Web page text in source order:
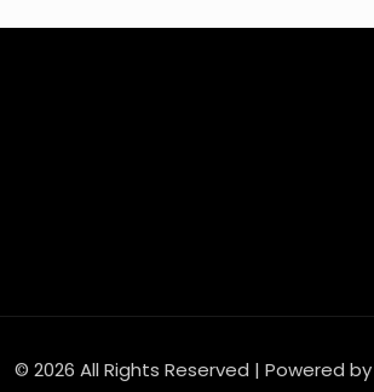
© 2026 All Rights Reserved | Powered